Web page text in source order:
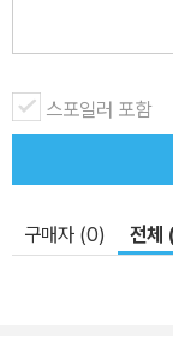
스포일러 포함
구매자 (0) 전체